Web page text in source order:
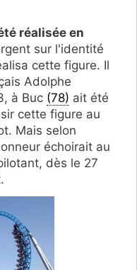
réalisée en
sur l'identité
cette figure. Il
Adolphe
à Buc (78) ait été
cette figure au
Mais selon
échoirait au
dès le 27